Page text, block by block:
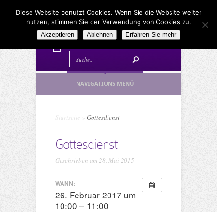
NAVIGATIONS MENÜ
Startseite Gottesdienst
Gottesdienst
Geschrieben am 28. Mai 2015
WANN:
26. Februar 2017 um
10:00 – 11:00
Diese Website benutzt Cookies. Wenn Sie die Website weiter
nutzen, stimmen Sie der Verwendung von Cookies zu.
Akzeptieren Ablehnen Erfahren Sie mehr